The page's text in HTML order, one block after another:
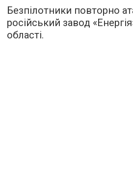
Безпілотники повторно
російський завод
області.